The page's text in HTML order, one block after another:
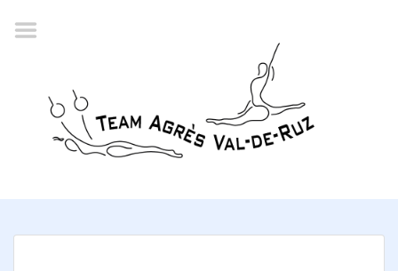
Accueil
Championnat romand
2022
La société